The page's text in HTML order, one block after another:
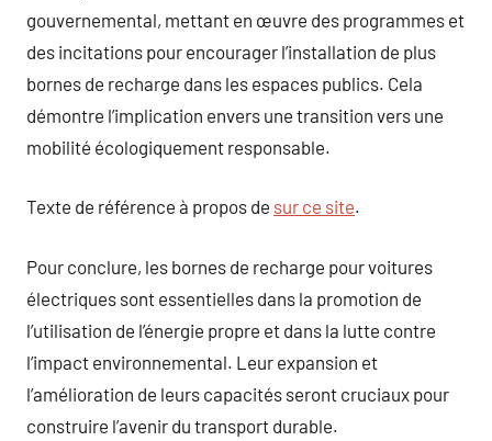
gouvernemental, mettant en œuvre des programmes et
des incitations pour encourager l’installation de plus
bornes de recharge dans les espaces publics. Cela
démontre l’implication envers une transition vers une
mobilité écologiquement responsable.
Texte de référence à propos de sur ce site.
Pour conclure, les bornes de recharge pour voitures
électriques sont essentielles dans la promotion de
l’utilisation de l’énergie propre et dans la lutte contre
l’impact environnemental. Leur expansion et
l’amélioration de leurs capacités seront cruciaux pour
construire l’avenir du transport durable.